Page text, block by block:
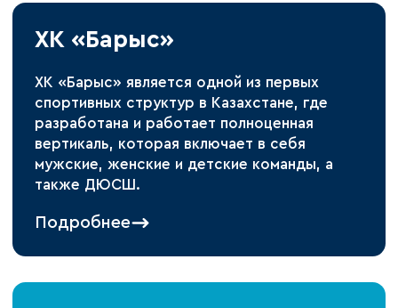
ХК «Барыс»
ХК «Барыс» является одной из первых
спортивных структур в Казахстане, где
разработана и работает полноценная
вертикаль, которая включает в себя
мужские, женские и детские команды, а
также ДЮСШ.
Подробнее